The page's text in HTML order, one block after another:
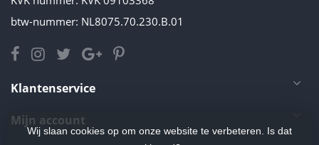
btw-nummer: NL8075.70.230.B.01
Klantenservice
Mijn account
Wij slaan cookies op om onze website te verbeteren. Is dat